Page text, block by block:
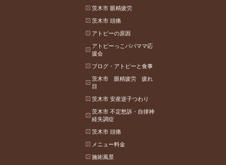
茨木市 眼精疲労
茨木市 頭痛
アトピーの原因
アトピーっこパパママ応
援会
ブログ・アトピーと食事
茨木市 眼精疲労 疲れ
目
茨木市 安産逆子つわり
茨木市 不定愁訴・自律神
経失調症
茨木市 頭痛
メニュー料金
施術風景